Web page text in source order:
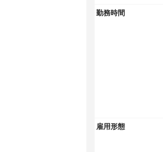
勤務時間
雇用形態